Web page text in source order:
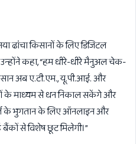
ढांचा किसानों के लिए डिजिटल
कहा, “हम धीरे-धीरे मैनुअल चेक-
अब ए.टी.एम., यू.पी.आई. और
के माध्यम से धन निकाल सकेंगे और
के भुगतान के लिए ऑनलाइन और
से विशेष छूट मिलेगी।”